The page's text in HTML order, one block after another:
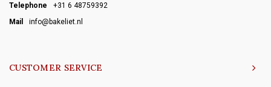
Telephone
+31 6 48759392
Mail
info@bakeliet.nl
CUSTOMER SERVICE